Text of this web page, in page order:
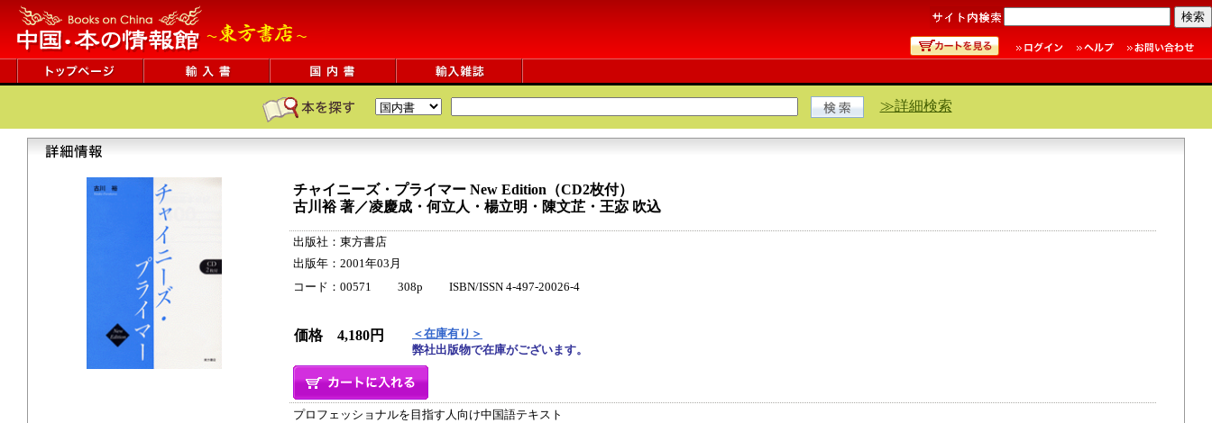
≫詳細検索
チャイニーズ・プライマー New Edition（CD2枚付）
古川裕 著／凌慶成・何立人・楊立明・陳文芷・王宓 吹込
出版社：東方書店
出版年：2001年03月
コード：00571 308p ISBN/ISSN 4-497-20026-4
価格 4,180円
＜在庫有り＞
弊社出版物で在庫がございます。
プロフェッショナルを目指す人向け中国語テキスト